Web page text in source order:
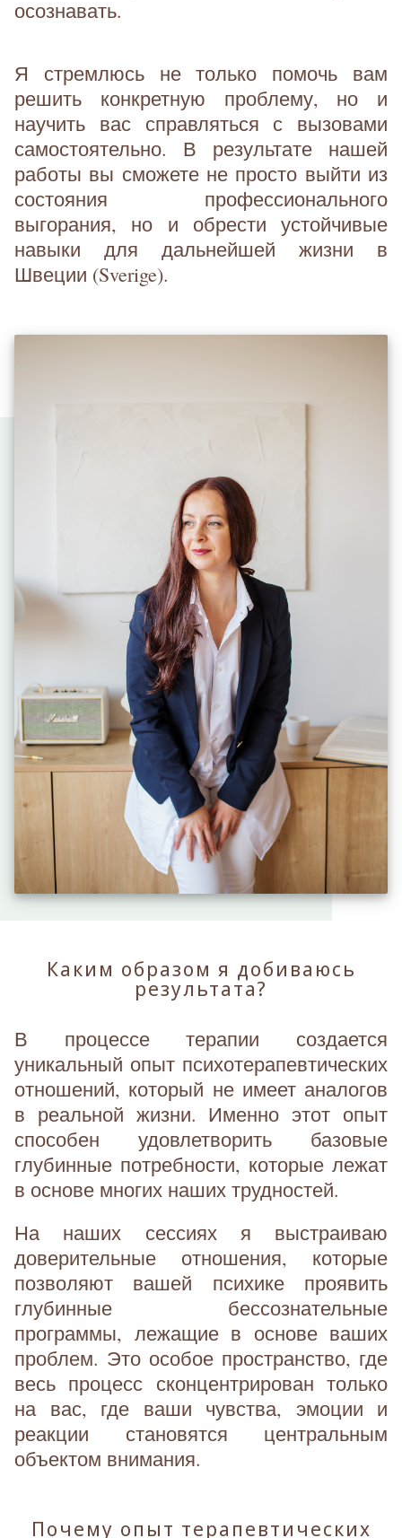
осознавать.
Я стремлюсь не только помочь вам
решить конкретную проблему, но и
научить вас справляться с вызовами
самостоятельно. В результате нашей
работы вы сможете не просто выйти из
состояния профессионального
выгорания, но и обрести устойчивые
навыки для дальнейшей жизни в
Швеции (Sverige).
Каким образом я добиваюсь
результата?
В процессе терапии создается
уникальный опыт психотерапевтических
отношений, который не имеет аналогов
в реальной жизни. Именно этот опыт
способен удовлетворить базовые
глубинные потребности, которые лежат
в основе многих наших трудностей.
На наших сессиях я выстраиваю
доверительные отношения, которые
позволяют вашей психике проявить
глубинные бессознательные
программы, лежащие в основе ваших
проблем. Это особое пространство, где
весь процесс сконцентрирован только
на вас, где ваши чувства, эмоции и
реакции становятся центральным
объектом внимания.
Почему опыт терапевтических